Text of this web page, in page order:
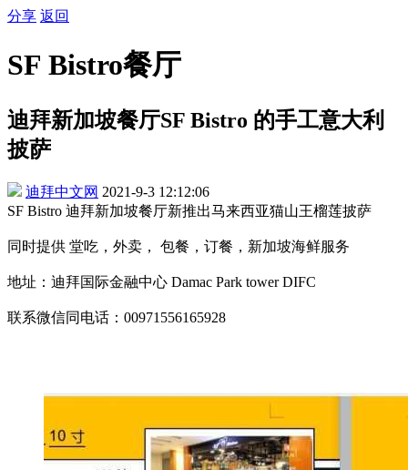
分享 返回
SF Bistro餐厅
迪拜新加坡餐厅SF Bistro 的手工意大利
披萨
迪拜中文网 2021-9-3 12:12:06
​​SF Bistro 迪拜新加坡餐厅新推出马来西亚猫山王榴莲披萨
同时提供 堂吃，外卖， 包餐，订餐，新加坡海鲜服务
地址：迪拜国际金融中心 Damac Park tower DIFC
联系微信同电话：00971556165928